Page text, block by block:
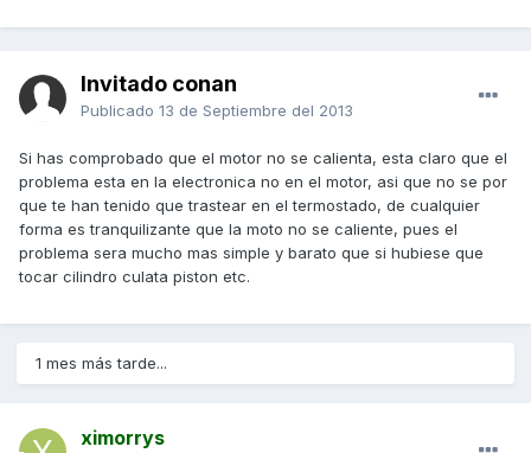
Invitado conan
Publicado 13 de Septiembre del 2013
Si has comprobado que el motor no se calienta, esta claro que el
problema esta en la electronica no en el motor, asi que no se por
que te han tenido que trastear en el termostado, de cualquier
forma es tranquilizante que la moto no se caliente, pues el
problema sera mucho mas simple y barato que si hubiese que
tocar cilindro culata piston etc.
1 mes más tarde...
ximorrys